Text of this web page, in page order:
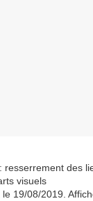
resserrement des
visuels
19/08/2019.